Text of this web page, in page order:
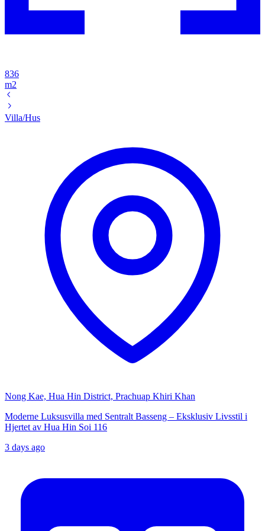
836
m2
Villa/Hus
Nong Kae, Hua Hin District, Prachuap Khiri Khan
Moderne Luksusvilla med Sentralt Basseng – Eksklusiv Livsstil i
Hjertet av Hua Hin Soi 116
3 days ago